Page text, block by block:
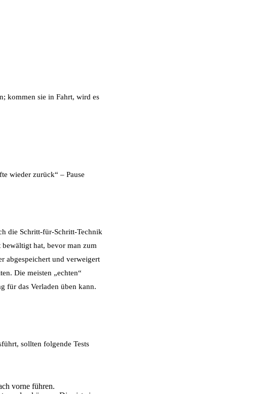
kommen sie in Fahrt, wird es
wieder zurück“ – Pause
die Schritt-für-Schritt-Technik
bewältigt hat, bevor man zum
abgespeichert und verweigert
Die meisten „echten“
für das Verladen üben kann.
sollten folgende Tests
vorne führen.